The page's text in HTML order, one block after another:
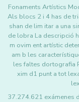
Fonaments Artístics
Als blocs 2 i 4 has de
shan de lim itar a una
de lobra La descripció
m ovim ent artístic
am b les
les faltes dortografia
xim d1 punt a tot
37.274.621 exámenes